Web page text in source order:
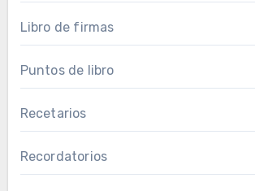
Libro de firmas
Puntos de libro
Recetarios
Recordatorios